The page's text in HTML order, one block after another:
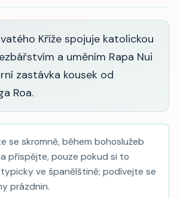
Kříže spojuje katolickou
a uměním Rapa Nui
zastávka kousek od
Roa.
se skromně, během bohoslužeb
přispějte, pouze pokud si to
ve španělštině; podívejte se
prázdnin.